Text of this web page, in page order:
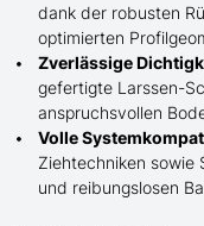
dank der robusten
optimierten
Zverlässige
gefertigte Larssen-
anspruchsvollen
Volle
Ziehtechniken sowie
und reibungslosen